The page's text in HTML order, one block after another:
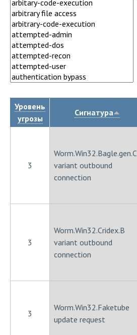
Уровень
угрозы
Сигнатура
3
Worm.Win32.Bagle.gen.C
variant outbound
connection
3
Worm.Win32.Cridex.B
variant outbound
connection
3
Worm.Win32.Faketube
update request